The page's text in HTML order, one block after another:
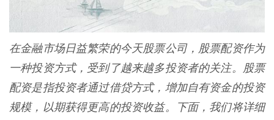
在金融市场日益繁荣的今天股票公司，股票配资作为
一种投资方式，受到了越来越多投资者的关注。股票
配资是指投资者通过借贷方式，增加自有资金的投资
规模，以期获得更高的投资收益。下面，我们将详细